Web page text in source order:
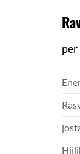
per